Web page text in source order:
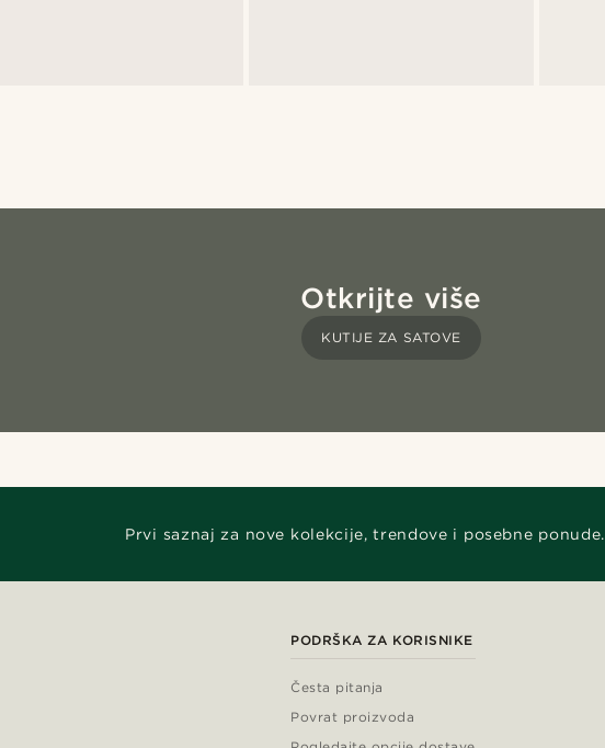
Otkrijte više
KUTIJE ZA SATOVE
Prvi saznaj za nove kolekcije, trendove i posebne ponude.
PODRŠKA ZA KORISNIKE
Česta pitanja
Povrat proizvoda